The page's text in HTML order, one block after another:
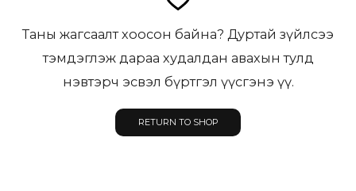
Таны жагсаалт хоосон байна? Дуртай зүйлсээ
тэмдэглэж дараа худалдан авахын тулд
нэвтэрч эсвэл бүртгэл үүсгэнэ үү.
RETURN TO SHOP